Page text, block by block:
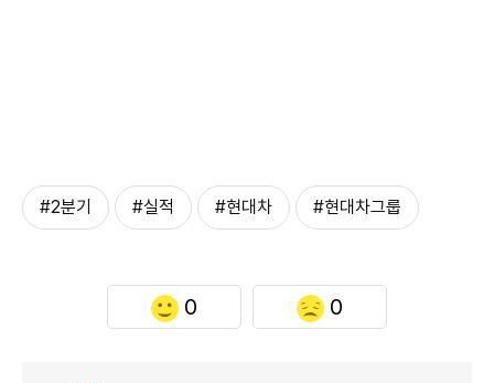
#2분기 #실적 #현대차 #현대차그룹
0 0